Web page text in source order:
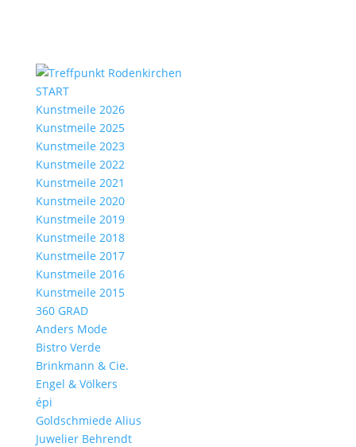
START
Kunstmeile 2026
Kunstmeile 2025
Kunstmeile 2023
Kunstmeile 2022
Kunstmeile 2021
Kunstmeile 2020
Kunstmeile 2019
Kunstmeile 2018
Kunstmeile 2017
Kunstmeile 2016
Kunstmeile 2015
360 GRAD
Anders Mode
Bistro Verde
Brinkmann & Cie.
Engel & Völkers
épi
Goldschmiede Alius
Juwelier Behrendt